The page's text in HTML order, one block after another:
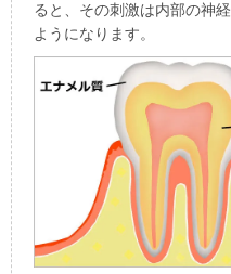
ると、その刺激は内部の神
ようになります。